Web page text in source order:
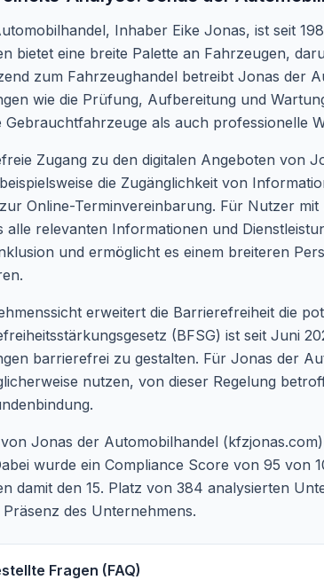
Inhaber Eike Jonas, ist seit
bietet eine breite Palette an Fahrzeugen,
zum Fahrzeughandel betreibt Jonas der
wie die Prüfung, Aufbereitung und
Gebrauchtfahrzeuge als auch professionelle
Zugang zu den digitalen Angeboten von
die Zugänglichkeit von
Online-Terminvereinbarung. Für Nutzer
alle relevanten Informationen und
und ermöglicht es einem breiteren
erweitert die Barrierefreiheit die
(BFSG) ist seit Juni
barrierefrei zu gestalten. Für Jonas der
nutzen, von dieser Regelung
von Jonas der Automobilhandel
wurde ein Compliance Score von 95
damit den 15. Platz von 384 analysierten
des Unternehmens.
Fragen (FAQ)